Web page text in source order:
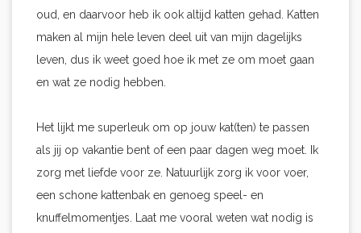
oud, en daarvoor heb ik ook altijd katten gehad. Katten
maken al mijn hele leven deel uit van mijn dagelijks
leven, dus ik weet goed hoe ik met ze om moet gaan
en wat ze nodig hebben.
Het lijkt me superleuk om op jouw kat(ten) te passen
als jij op vakantie bent of een paar dagen weg moet. Ik
zorg met liefde voor ze. Natuurlijk zorg ik voor voer,
een schone kattenbak en genoeg speel- en
knuffelmomentjes. Laat me vooral weten wat nodig is